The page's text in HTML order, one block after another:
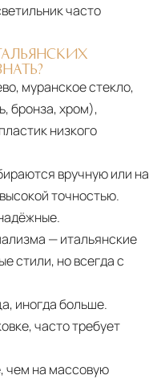
часто
муранское стекло,
бронза, хром),
низкого
вручную или на
точностью.
— итальянские
стили, но всегда с
иногда больше.
часто требует
чем на массовую